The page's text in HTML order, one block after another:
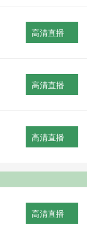
高清直播
高清直播
高清直播
高清直播